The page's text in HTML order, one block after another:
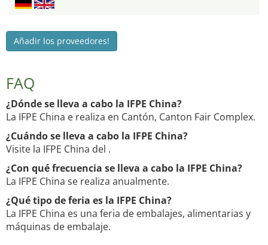
Añadir los proveedores!
FAQ
¿Dónde se lleva a cabo la IFPE China?
La IFPE China e realiza en Cantón, Canton Fair Complex.
¿Cuándo se lleva a cabo la IFPE China?
Visite la IFPE China del .
¿Con qué frecuencia se lleva a cabo la IFPE China?
La IFPE China se realiza anualmente.
¿Qué tipo de feria es la IFPE China?
La IFPE China es una feria de embalajes, alimentarias y
máquinas de embalaje.